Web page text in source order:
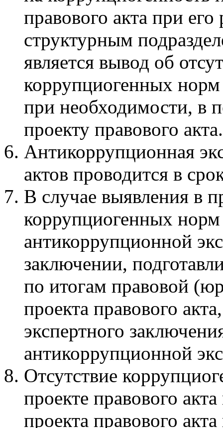
правового акта при
структурным
является вывод об
коррупциогенных
при необходимости, в
проекту правового акта.
Антикоррупционная
актов проводится в
В случае выявления в
коррупциогенных норм
антикоррупционной
заключении,
по итогам правовой
проекта правового
экспертного
антикоррупционной
Отсутствие
проекте правового
проекта правового